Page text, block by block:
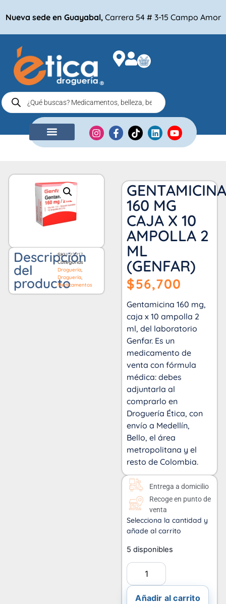
Nueva sede en Guayabal, Carrera 54 # 3-15 Campo Amor
Descripción
del
producto
SKU22217
Categorías
Droguería
Droguería
Medicamentos
160 MG
CAJA X 10
AMPOLLA 2
ML
(GENFAR)
$56,700
Gentamicina 160 mg,
caja x 10 ampolla 2
ml, del laboratorio
Genfar. Es un
medicamento de
venta con fórmula
médica: debes
adjuntarla al
comprarlo en
Droguería Ética, con
envío a Medellín,
Bello, el área
metropolitana y el
resto de Colombia.
Entrega a domicilio
Recoge en punto de
venta
Selecciona la cantidad y
añade al carrito
5 disponibles
Añadir al carrito